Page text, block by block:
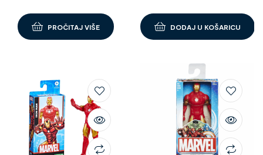
PROČITAJ VIŠE DODAJ U KOŠARICU